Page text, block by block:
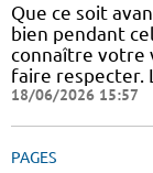
Que ce soit
bien pendant
connaître votre
faire respecter.
18/06/2026 15:57
PAGES